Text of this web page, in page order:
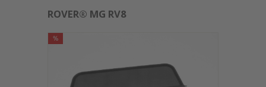
ROVER® MG RV8
%